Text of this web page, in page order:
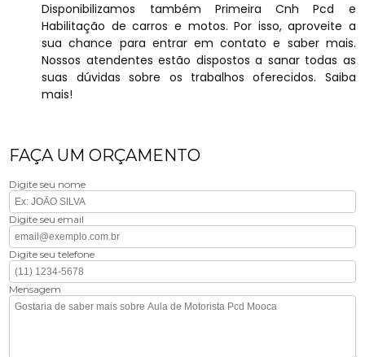
Disponibilizamos também Primeira Cnh Pcd e
Habilitação de carros e motos. Por isso, aproveite a
sua chance para entrar em contato e saber mais.
Nossos atendentes estão dispostos a sanar todas as
suas dúvidas sobre os trabalhos oferecidos. Saiba
mais!
FAÇA UM ORÇAMENTO
Digite seu nome
Digite seu email
Digite seu telefone
Mensagem